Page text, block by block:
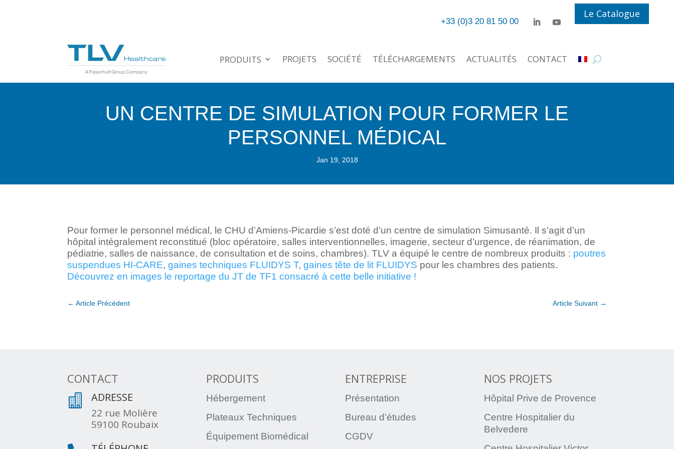
+33 (0)3 20 81 50 00
Le Catalogue
PRODUITS PROJETS SOCIÉTÉ TÉLÉCHARGEMENTS ACTUALITÉS CONTACT
UN CENTRE DE SIMULATION POUR FORMER LE
PERSONNEL MÉDICAL
Jan 19, 2018
Pour former le personnel médical, le CHU d’Amiens-Picardie s’est doté d’un centre de simulation Simusanté. Il s’agit d’un
hôpital intégralement reconstitué (bloc opératoire, salles interventionnelles, imagerie, secteur d’urgence, de réanimation, de
pédiatrie, salles de naissance, de consultation et de soins, chambres). TLV a équipé le centre de nombreux produits : poutres
suspendues HI-CARE,gaines techniques FLUIDYS T,gaines tête de lit FLUIDYS pour les chambres des patients.
Découvrez en images le reportage du JT de TF1 consacré à cette belle initiative !
←Article Précédent Article Suivant→
CONTACT
 ADRESSE
22 rue Molière
59100 Roubaix
PRODUITS
Hébergement
Plateaux Techniques
Équipement Biomédical
ENTREPRISE
Présentation
Bureau d’études
CGDV
NOS PROJETS
Hôpital Prive de Provence
Centre Hospitalier du
Belvedere